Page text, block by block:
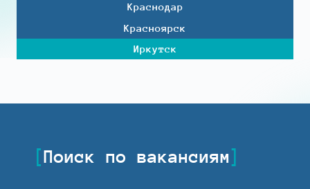
Краснодар
Красноярск
Иркутск
Поиск по вакансиям